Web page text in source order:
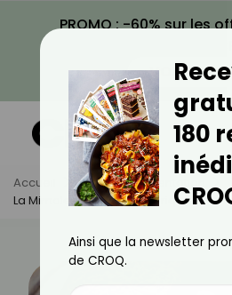
PROMO : -60% sur les
VOIR LA
Accueil Actus
Alimentation
La Mimolette Est-Elle Calorique ?
180
Ainsi que la newsletter
de CROQ.